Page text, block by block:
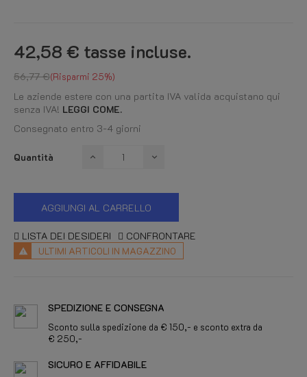
42,58 € tasse incluse.
56,77 € Risparmi 25%
Le aziende estere con una partita IVA valida acquistano qui
senza IVA! LEGGI COME.
Consegnato entro 3-4 giorni
Quantità
AGGIUNGI AL CARRELLO
LISTA DEI DESIDERI CONFRONTARE
ULTIMI ARTICOLI IN MAGAZZINO
SPEDIZIONE E CONSEGNA
Sconto sulla spedizione da € 150,- e sconto extra da
€ 250,-
SICURO E AFFIDABILE